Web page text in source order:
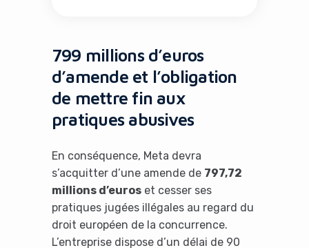
799 millions d’euros
d’amende et l’obligation
de mettre fin aux
pratiques abusives
En conséquence, Meta devra
s’acquitter d’une amende de 797,72
millions d’euroset cesser ses
pratiques jugées illégales au regard du
droit européen de la concurrence.
L’entreprise dispose d’un délai de 90